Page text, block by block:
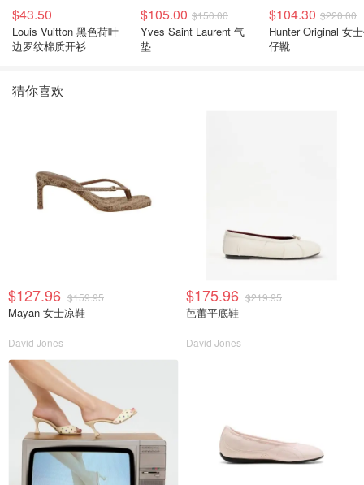
$43.50
Louis Vuitton 黑色荷叶
边罗纹棉质开衫
$105.00 $150.00
Yves Saint Laurent 气
垫
$104.30 $220.00
Hunter Original 女士牛
仔靴
猜你喜欢
$127.96 $159.95
Mayan 女士凉鞋
David Jones
$175.96 $219.95
芭蕾平底鞋
David Jones